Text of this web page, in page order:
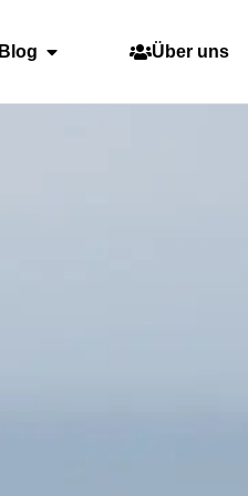
Blog Über uns